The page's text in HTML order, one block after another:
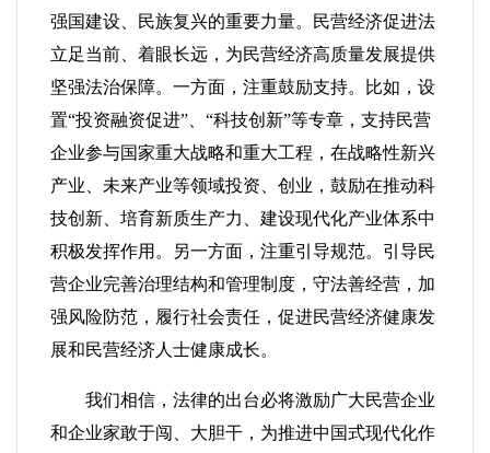
强国建设、民族复兴的重要力量。民营经济促进法
立足当前、着眼长远，为民营经济高质量发展提供
坚强法治保障。一方面，注重鼓励支持。比如，设
置“投资融资促进”、“科技创新”等专章，支持民营
企业参与国家重大战略和重大工程，在战略性新兴
产业、未来产业等领域投资、创业，鼓励在推动科
技创新、培育新质生产力、建设现代化产业体系中
积极发挥作用。另一方面，注重引导规范。引导民
营企业完善治理结构和管理制度，守法善经营，加
强风险防范，履行社会责任，促进民营经济健康发
展和民营经济人士健康成长。
我们相信，法律的出台必将激励广大民营企业
和企业家敢于闯、大胆干，为推进中国式现代化作